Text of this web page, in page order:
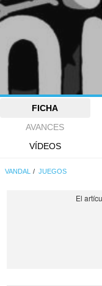
FICHA
AVANCES
VÍDEOS
VANDAL JUEGOS